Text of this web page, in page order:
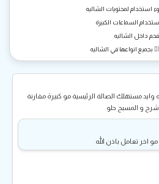
استخدام لمحتويات الشاليه
السماعات الكبيرة
داخل الشاليه
بجميع انواعها في الشاليه
وايد مستهلك الصالة الرئيسية مو كبيرة مقارنة
و المسبح حلو
اخر تعامل باذن الله